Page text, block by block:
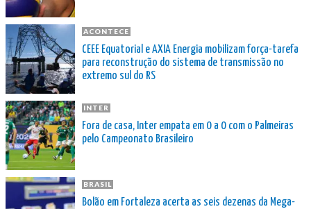
ACONTECE
CEEE Equatorial e AXIA Energia mobilizam força-tarefa
para reconstrução do sistema de transmissão no
extremo sul do RS
INTER
Fora de casa, Inter empata em 0 a 0 com o Palmeiras
pelo Campeonato Brasileiro
BRASIL
Bolão em Fortaleza acerta as seis dezenas da Mega-